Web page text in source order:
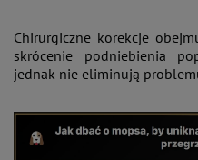
Chirurgiczne korekcje
skrócenie podniebienia
jednak nie eliminują